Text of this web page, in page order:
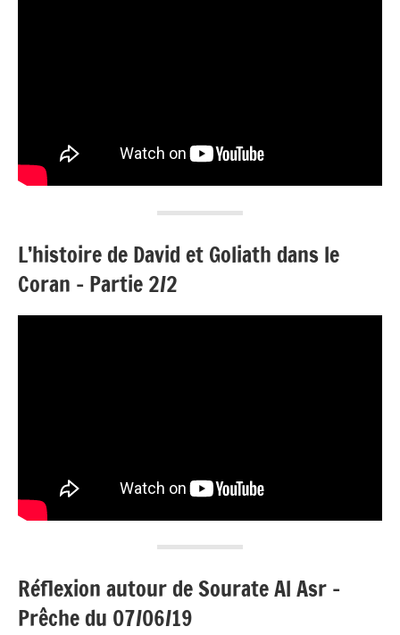
L’histoire de David et Goliath dans le
Coran – Partie 2/2
Réflexion autour de Sourate Al Asr –
Prêche du 07/06/19